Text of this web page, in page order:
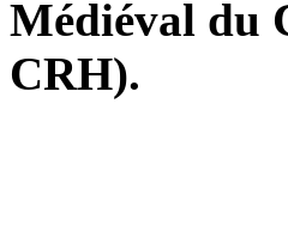
Médiéval du
CRH).